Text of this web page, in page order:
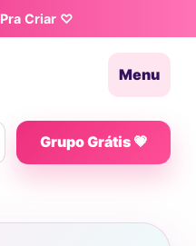
Criar ♡
Menu
Grupo Grátis 💗